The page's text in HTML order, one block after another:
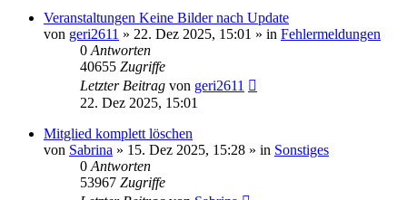
Veranstaltungen Keine Bilder nach Update
von geri2611 » 22. Dez 2025, 15:01 » in Fehlermeldungen
0 Antworten
40655 Zugriffe
Letzter Beitrag von geri2611
22. Dez 2025, 15:01
Mitglied komplett löschen
von Sabrina » 15. Dez 2025, 15:28 » in Sonstiges
0 Antworten
53967 Zugriffe